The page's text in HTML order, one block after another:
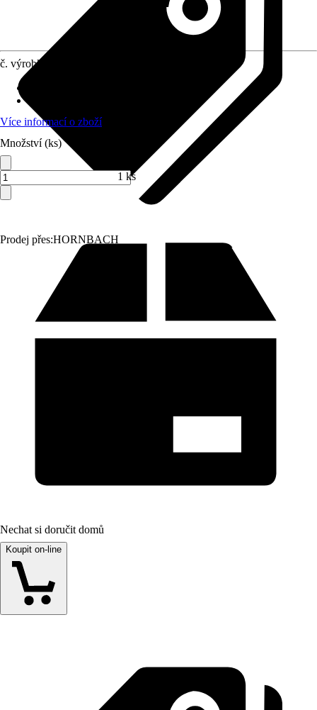
Prodej přes:HORNBACH
č. výrobku
Více informací o zboží
Množství (ks)
1 ks
Nechat si doručit domů
Koupit on-line